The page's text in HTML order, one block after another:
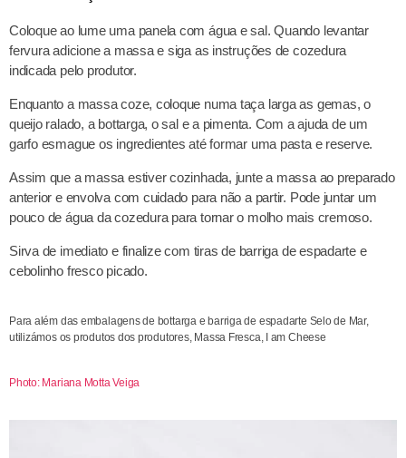
Coloque ao lume uma panela com água e sal. Quando levantar
fervura adicione a massa e siga as instruções de cozedura
indicada pelo produtor.
Enquanto a massa coze, coloque numa taça larga as gemas, o
queijo ralado, a bottarga, o sal e a pimenta. Com a ajuda de um
garfo esmague os ingredientes até formar uma pasta e reserve.
Assim que a massa estiver cozinhada, junte a massa ao preparado
anterior e envolva com cuidado para não a partir. Pode juntar um
pouco de água da cozedura para tornar o molho mais cremoso.
Sirva de imediato e finalize com tiras de barriga de espadarte e
cebolinho fresco picado.
Para além das embalagens de bottargae barriga de espadarte Selo de Mar,
utilizámos os produtos dos produtores, Massa Fresca, I am Cheese
Photo: Mariana Motta Veiga